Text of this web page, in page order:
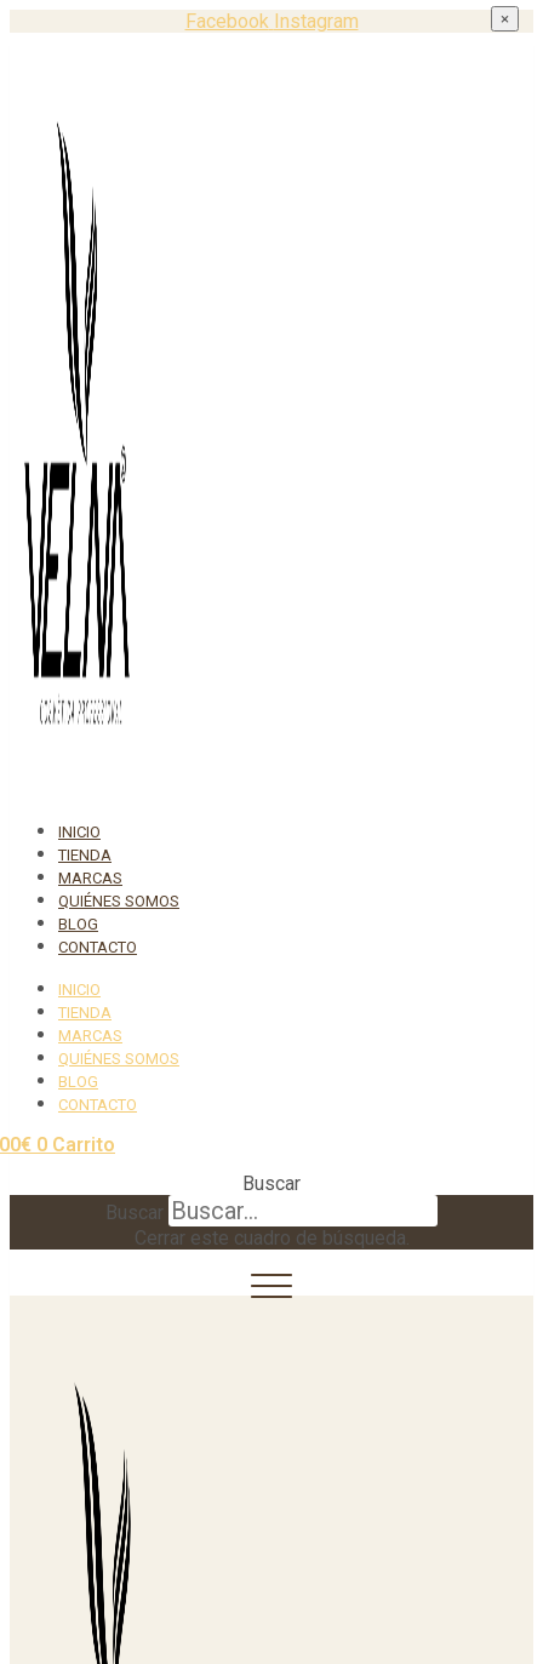
Facebook Instagram
INICIO
TIENDA
MARCAS
QUIÉNES SOMOS
BLOG
CONTACTO
INICIO
TIENDA
MARCAS
QUIÉNES SOMOS
BLOG
CONTACTO
€ 0 Carrito
Buscar
Buscar
Cerrar este cuadro de búsqueda.
×